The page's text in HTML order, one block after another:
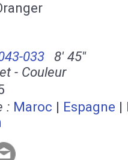
033
8' 45''
- Couleur
: Maroc | Espagne |